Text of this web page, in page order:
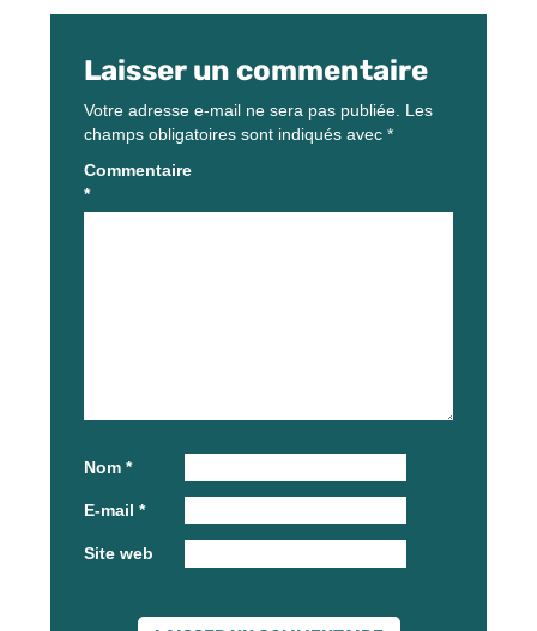
Laisser un commentaire
Votre adresse e-mail ne sera pas publiée. Les
champs obligatoires sont indiqués avec *
Commentaire
*
Nom *
E-mail *
Site web